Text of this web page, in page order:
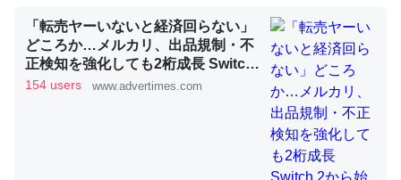
昆虫ってカルシウム少ないのか。知らんかった。調べたら
コオロギのカルシウム分はエビの600分の1程度。
─ニュース :: 【研究発表】昆虫学の大問題＝「昆虫はなぜ海にいな
「転売ヤーいないと経済回らない」
どころか…メルカリ、出品規制・不
正検知を強化しても2桁成長 Switch
2から始まり、「ちいかわ」で極ま
154 users www.advertimes.com